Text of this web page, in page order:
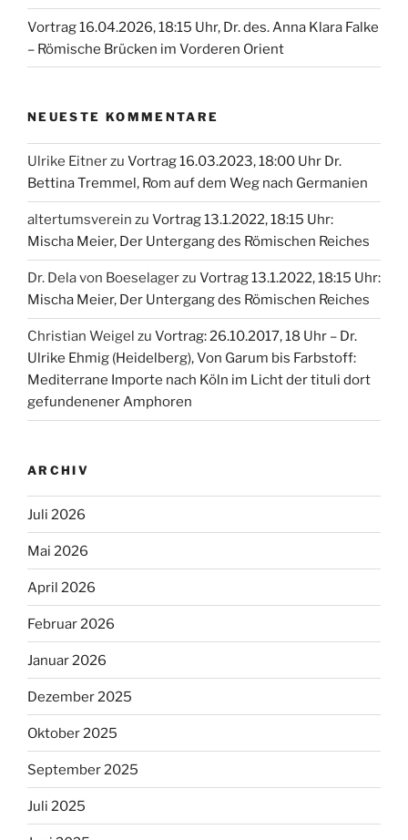
Vortrag 16.04.2026, 18:15 Uhr, Dr. des. Anna Klara Falke
– Römische Brücken im Vorderen Orient
NEUESTE KOMMENTARE
Ulrike Eitnerzu Vortrag 16.03.2023, 18:00 Uhr Dr.
Bettina Tremmel, Rom auf dem Weg nach Germanien
altertumsverein zu Vortrag 13.1.2022, 18:15 Uhr:
Mischa Meier, Der Untergang des Römischen Reiches
Dr. Dela von Boeselagerzu Vortrag 13.1.2022, 18:15 Uhr:
Mischa Meier, Der Untergang des Römischen Reiches
Christian Weigel zu Vortrag: 26.10.2017, 18 Uhr – Dr.
Ulrike Ehmig (Heidelberg), Von Garum bis Farbstoff:
Mediterrane Importe nach Köln im Licht der tituli dort
gefundenener Amphoren
ARCHIV
Juli 2026
Mai 2026
April 2026
Februar 2026
Januar 2026
Dezember 2025
Oktober 2025
September 2025
Juli 2025